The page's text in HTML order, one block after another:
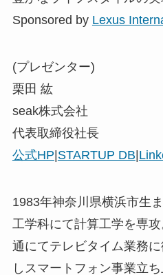
通にてテレビタイム業務に
ハードウェアベンチャーで
創業にCOOとして参画。
を創業し、代表取締役に就
認定新規就農者となり、そ
初の認定を取得。農業の担
の開拓に至るまで、農業
する垂直統合の農業プラッ
開発・展開。LEAPを通じ
ズ化」を目指す。